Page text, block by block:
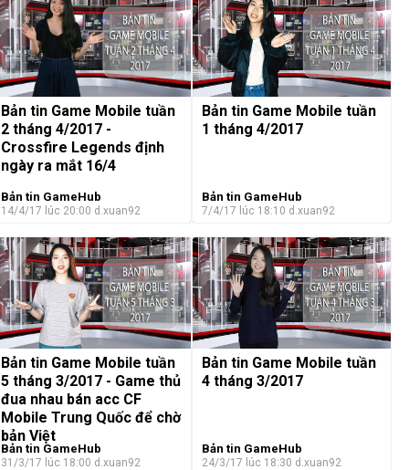
Bản tin Game Mobile tuần
2 tháng 4/2017 -
Crossfire Legends định
ngày ra mắt 16/4
Bản tin GameHub
14/4/17 lúc 20:00 d.xuan92
Bản tin Game Mobile tuần
1 tháng 4/2017
Bản tin GameHub
7/4/17 lúc 18:10 d.xuan92
Bản tin Game Mobile tuần
5 tháng 3/2017 - Game thủ
đua nhau bán acc CF
Mobile Trung Quốc để chờ
bản Việt
Bản tin GameHub
31/3/17 lúc 18:00 d.xuan92
Bản tin Game Mobile tuần
4 tháng 3/2017
Bản tin GameHub
24/3/17 lúc 18:30 d.xuan92